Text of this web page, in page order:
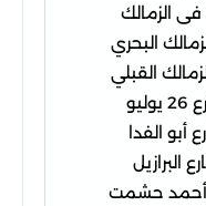
الزمالك
البحري
القبلي
أبو الفدا
البرازيل
أحمد حشمت